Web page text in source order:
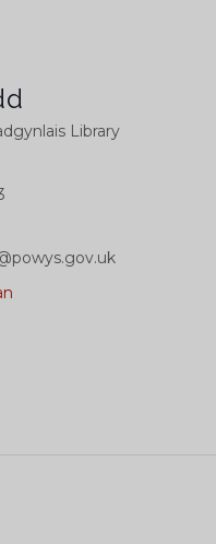
Library